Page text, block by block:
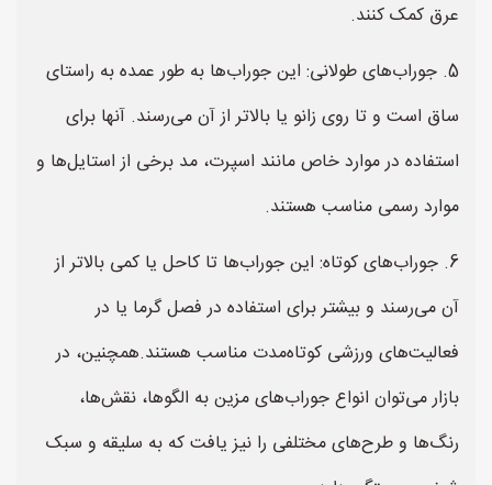
عرق کمک کنند.
5. جوراب‌های طولانی: این جوراب‌ها به طور عمده به راستای
ساق است و تا روی زانو یا بالاتر از آن می‌رسند. آنها برای
استفاده در موارد خاص مانند اسپرت، مد برخی از استایل‌ها و
موارد رسمی مناسب هستند.
6. جوراب‌های کوتاه: این جوراب‌ها تا کاحل یا کمی بالاتر از
آن می‌رسند و بیشتر برای استفاده در فصل گرما یا در
فعالیت‌های ورزشی کوتاه‌مدت مناسب هستند.همچنین، در
بازار می‌توان انواع جوراب‌های مزین به الگوها، نقش‌ها،
رنگ‌ها و طرح‌های مختلفی را نیز یافت که به سلیقه و سبک